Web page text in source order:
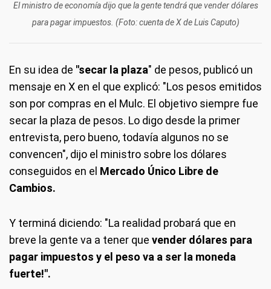
El ministro de economía dijo que la gente tendrá que vender dólares
para pagar impuestos. (Foto: cuenta de X de Luis Caputo)
En su idea de "secar la plaza" de pesos, publicó un
mensaje en X en el que explicó: "Los pesos emitidos
son por compras en el Mulc. El objetivo siempre fue
secar la plaza de pesos. Lo digo desde la primer
entrevista, pero bueno, todavía algunos no se
convencen", dijo el ministro sobre los dólares
conseguidos en el Mercado Único Libre de
Cambios.
Y terminá diciendo: "La realidad probará que en
breve la gente va a tener que vender dólares para
pagar impuestos y el peso va a ser la moneda
fuerte!".